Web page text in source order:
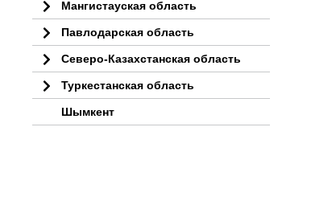
Мангистауская область
Павлодарская область
Северо-Казахстанская область
Туркестанская область
Шымкент